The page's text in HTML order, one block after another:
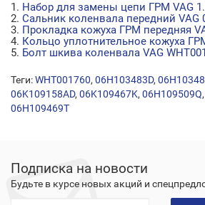
1. Набор для замены цепи ГРМ VAG
2. Сальник коленвала передний VAG
3. Прокладка кожуха ГРМ передняя
4. Кольцо уплотнительное кожуха
5. Болт шкива коленвала VAG
Теги:WHT001760, 06H103483D,
06K109158AD, 06K109467K, 06H109509Q,
06H109469T
Подписка на новости
Будьте в курсе новых акций и